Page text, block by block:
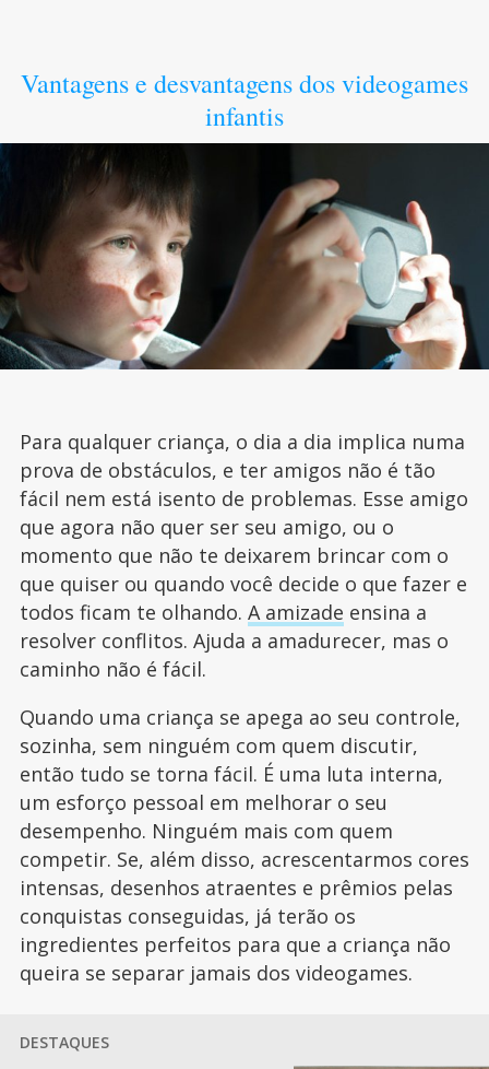
Vantagens e desvantagens dos videogames
infantis
Para qualquer criança, o dia a dia implica numa
prova de obstáculos, e ter amigos não é tão
fácil nem está isento de problemas. Esse amigo
que agora não quer ser seu amigo, ou o
momento que não te deixarem brincar com o
que quiser ou quando você decide o que fazer e
todos ficam te olhando. A amizade ensina a
resolver conflitos. Ajuda a amadurecer, mas o
caminho não é fácil.
Quando uma criança se apega ao seu controle,
sozinha, sem ninguém com quem discutir,
então tudo se torna fácil. É uma luta interna,
um esforço pessoal em melhorar o seu
desempenho. Ninguém mais com quem
competir. Se, além disso, acrescentarmos cores
intensas, desenhos atraentes e prêmios pelas
conquistas conseguidas, já terão os
ingredientes perfeitos para que a criança não
queira se separar jamais dos videogames.
DESTAQUES